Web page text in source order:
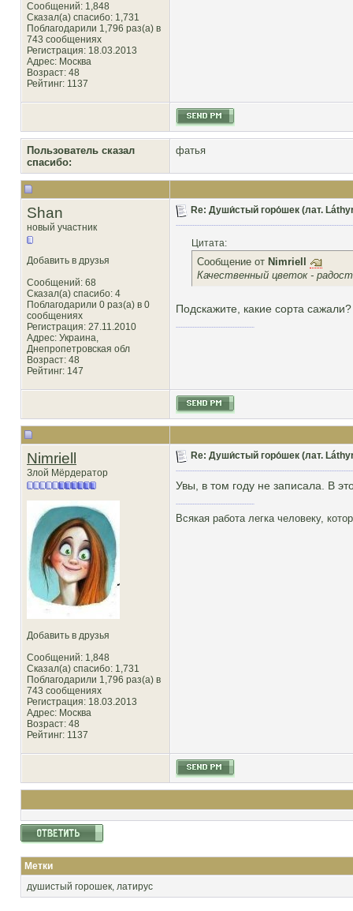
Сообщений: 1,848
Сказал(а) спасибо: 1,731
Поблагодарили 1,796 раз(а) в
743 сообщениях
Регистрация: 18.03.2013
Адрес: Москва
Возраст: 48
Рейтинг: 1137
Пользователь сказал
cпасибо:
фатья
Shan
новый участник
Добавить в друзья
Сообщений: 68
Сказал(а) спасибо: 4
Поблагодарили 0 раз(а) в 0
сообщениях
Регистрация: 27.11.2010
Адрес: Украина,
Днепропетровская обл
Возраст: 48
Рейтинг: 147
Re: Души́стый горо́шек (лат.
Цитата:
Сообщение от Nimriell
Качественный цветок -
Подскажите, какие сорта сажали?
Nimriell
Злой Мёрдератор
Добавить в друзья
Сообщений: 1,848
Сказал(а) спасибо: 1,731
Поблагодарили 1,796 раз(а) в
743 сообщениях
Регистрация: 18.03.2013
Адрес: Москва
Возраст: 48
Рейтинг: 1137
Re: Души́стый горо́шек (лат.
Увы, в том году не записала. В
Всякая работа легка человеку,
Метки
душистый горошек, латирус